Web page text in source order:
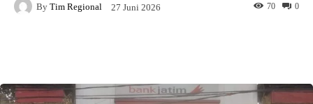
By Tim Regional 27 Juni 2026 0
70